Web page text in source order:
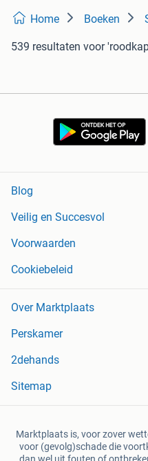
Home Boeken
539 resultaten voor
Blog
Veilig en Succesvol
Voorwaarden
Cookiebeleid
Over Marktplaats
Perskamer
2dehands
Sitemap
Marktplaats is, voor zover
voor (gevolg)schade die